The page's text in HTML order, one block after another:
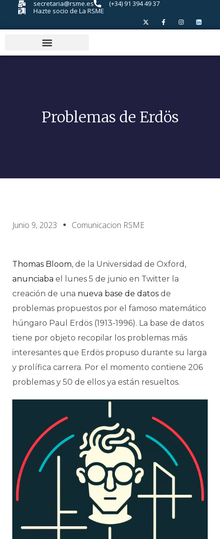
secretaria@rsme.es
(+34) 91 394 49 37
Hazte socio de La RSME
Problemas de Erdös
Junio 9, 2023 Comunicacion RSME
Thomas Bloom, de la Universidad de Oxford,
anunciaba el lunes 5 de junio en Twitter la
creación de una nueva base de datos de
problemas propuestos por el famoso matemático
húngaro Paul Erdös (1913-1996). La base de datos
tiene por objeto recopilar los problemas más
interesantes que Erdös propuso durante su larga
y prolífica carrera. Por el momento contiene 206
problemas y 50 de ellos ya están resueltos.